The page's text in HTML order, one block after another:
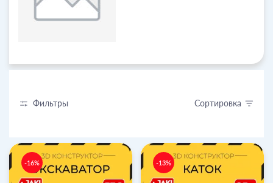
Фильтры Сортировка
-16% -13%